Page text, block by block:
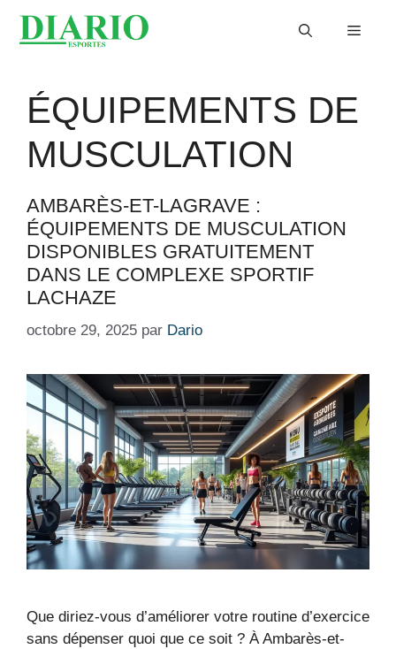
Menu
ÉQUIPEMENTS DE
MUSCULATION
AMBARÈS-ET-LAGRAVE :
ÉQUIPEMENTS DE MUSCULATION
DISPONIBLES GRATUITEMENT
DANS LE COMPLEXE SPORTIF
LACHAZE
octobre 29, 2025 par Dario
Que diriez-vous d’améliorer votre routine d’exercice
sans dépenser quoi que ce soit ? À Ambarès-et-